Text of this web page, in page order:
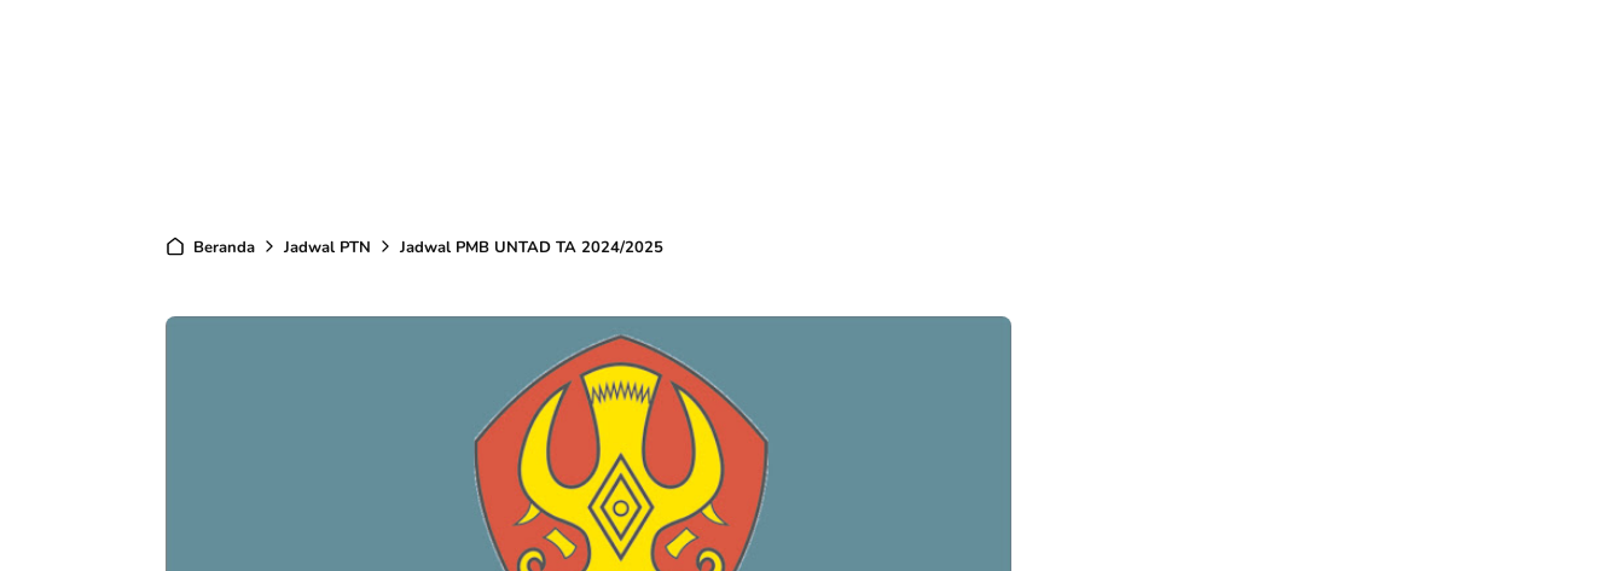
Beranda Jadwal PTN Jadwal PMB UNTAD TA 2024/2025